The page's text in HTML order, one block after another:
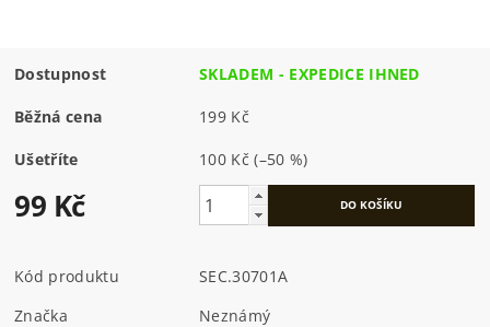
Dostupnost SKLADEM - EXPEDICE IHNED
Běžná cena 199 Kč
Ušetříte 100 Kč(–50 %)
99 Kč
Kód produktu
SEC.30701A
Značka
Neznámý